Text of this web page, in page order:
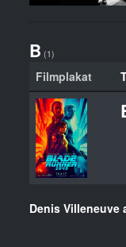
B (1)
Filmplakat
Denis Villeneuve